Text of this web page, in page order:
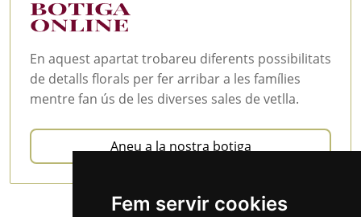
Fem servir cookies
En aquest apartat trobareu diferents possibilitats
de detalls florals per fer arribar a les famílies
mentre fan ús de les diverses sales de vetlla.
Aneu a la nostra botiga